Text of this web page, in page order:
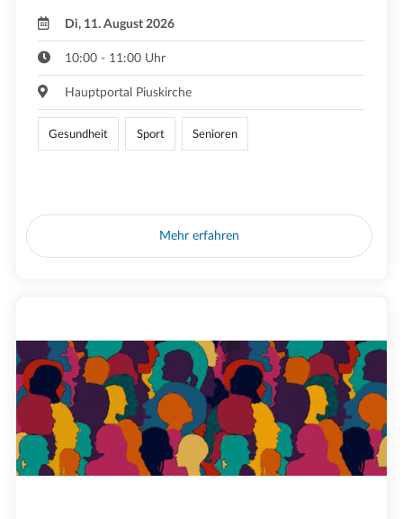
Di, 11. August 2026
10:00 - 11:00 Uhr
Hauptportal Piuskirche
Gesundheit Sport Senioren
Mehr erfahren